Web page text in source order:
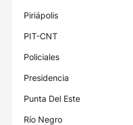
Piriápolis
PIT-CNT
Policiales
Presidencia
Punta Del Este
Río Negro